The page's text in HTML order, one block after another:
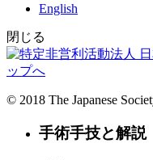
English
閉じる
ップへ
© 2018 The Japanese
手術手技と解説